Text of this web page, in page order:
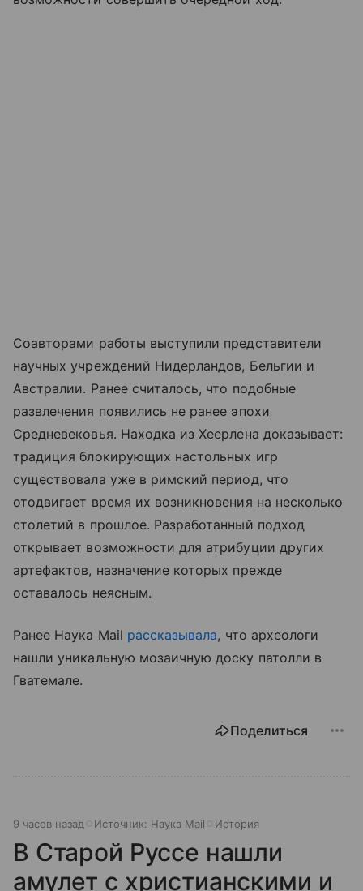
Соавторами работы выступили представители
научных учреждений Нидерландов, Бельгии и
Австралии. Ранее считалось, что подобные
развлечения появились не ранее эпохи
Средневековья. Находка из Хеерлена доказывает:
традиция блокирующих настольных игр
существовала уже в римский период, что
отодвигает время их возникновения на несколько
столетий в прошлое. Разработанный подход
открывает возможности для атрибуции других
артефактов, назначение которых прежде
оставалось неясным.
Ранее Наука Mail рассказывала, что археологи
нашли уникальную мозаичную доску патолли в
Гватемале.
Поделиться
9 часов назад Источник: Наука Mail История
В Старой Руссе нашли
амулет с христианскими и